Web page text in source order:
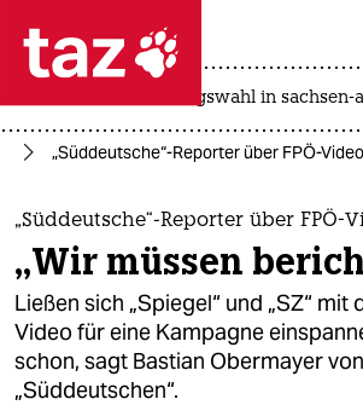
 taz zahl ich
taz zahl ich
themen
politik
öko
gesellschaft
landtagswahl in sachsen-
„Süddeutsche“-Reporter über FPÖ-
„Süddeutsche“-Reporter über FPÖ-
„Wir müssen
Ließen sich „Spiegel“ und „SZ“
Video für eine Kampagne
schon, sagt Bastian Obermayer
„Süddeutschen“.